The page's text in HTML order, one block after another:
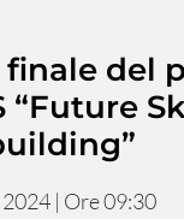
finale del
“Future
| Ore 09:30